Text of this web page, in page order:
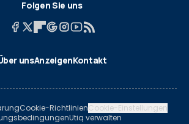
Folgen Sie uns
unsAnzeigenKontakt
Cookie-RichtlinienCookie-Einstellungen
Utiq verwalten